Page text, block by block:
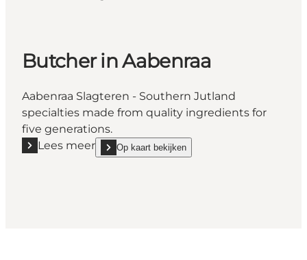
Butcher in Aabenraa
Aabenraa Slagteren - Southern Jutland
specialties made from quality ingredients for
five generations.
Lees meer
Lees meer "Butcher in Aabenraa"
Op kaart bekijken
show Butcher in Aabenraa on_map